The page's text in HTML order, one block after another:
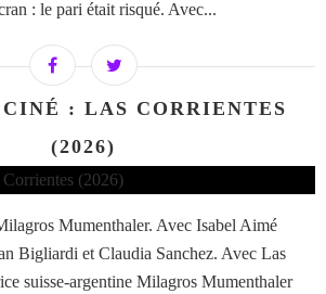
: le pari était risqué. Avec...
: LAS CORRIENTES
(2026)
Mumenthaler. Avec Isabel Aimé
Bigliardi et Claudia Sanchez. Avec Las
suisse-argentine Milagros Mumenthaler